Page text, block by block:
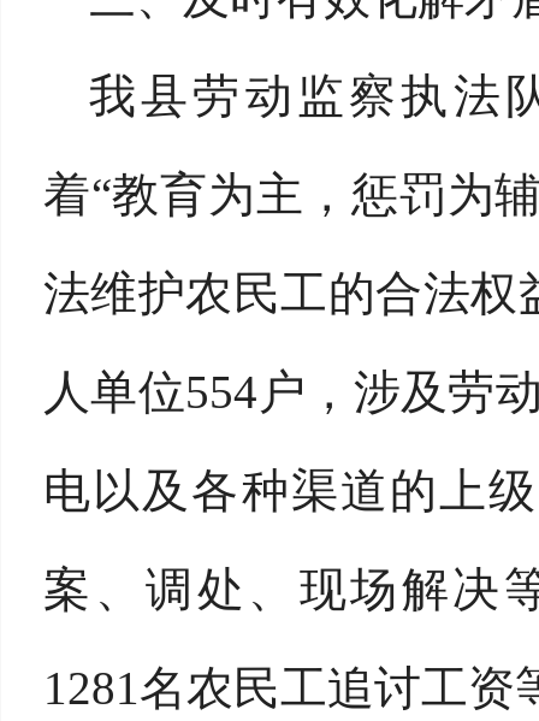
我县劳动监察执法
着“教育为主，惩罚为
法维护农民工的合法权
人单位554户，涉及劳
电以及各种渠道的上
案、调处、现场解决
1281名农民工追讨工资